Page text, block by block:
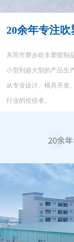
20余年专注
东莞市寮步屹丰塑胶制
小型到超大型的产品生产
从专业设计、模具开发
行业的佼佼者。